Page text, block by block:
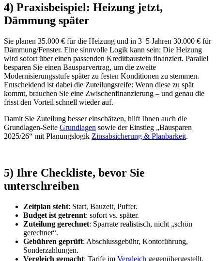
4) Praxisbeispiel: Heizung jetzt,
Dämmung später
Sie planen 35.000 € für die Heizung und in 3–5 Jahren 30.000 € für
Dämmung/Fenster. Eine sinnvolle Logik kann sein: Die Heizung
wird sofort über einen passenden Kreditbaustein finanziert. Parallel
besparen Sie einen Bausparvertrag, um die zweite
Modernisierungsstufe später zu festen Konditionen zu stemmen.
Entscheidend ist dabei die Zuteilungsreife: Wenn diese zu spät
kommt, brauchen Sie eine Zwischenfinanzierung – und genau die
frisst den Vorteil schnell wieder auf.
Damit Sie Zuteilung besser einschätzen, hilft Ihnen auch die
Grundlagen-Seite Grundlagen sowie der Einstieg „Bausparen
2025/26“ mit Planungslogik Zinsabsicherung & Planbarkeit.
5) Ihre Checkliste, bevor Sie
unterschreiben
Zeitplan steht: Start, Bauzeit, Puffer.
Budget ist getrennt: sofort vs. später.
Zuteilung gerechnet: Sparrate realistisch, nicht „schön
gerechnet“.
Gebühren geprüft: Abschlussgebühr, Kontoführung,
Sonderzahlungen.
Vergleich gemacht: Tarife im Vergleich gegenübergestellt.